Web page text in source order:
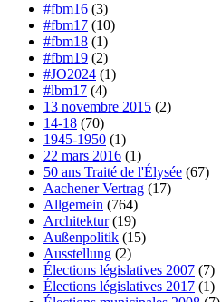
#fbm16 (3)
#fbm17 (10)
#fbm18 (1)
#fbm19 (2)
#JO2024 (1)
#lbm17 (4)
13 novembre 2015 (2)
14-18 (70)
1945-1950 (1)
22 mars 2016 (1)
50 ans Traité de l'Élysée (67)
Aachener Vertrag (17)
Allgemein (764)
Architektur(19)
Außenpolitik (15)
Ausstellung (2)
Élections législatives 2007 (7)
Élections législatives 2017 (1)